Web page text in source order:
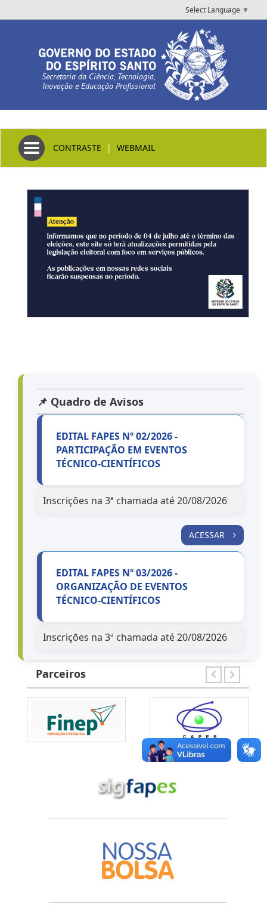
Select Language ▼
Secretaria da Ciência, Tecnologia,
Inovação e Educação Profissional
Toggle navigation
CONTRASTE | WEBMAIL
📌 Quadro de Avisos
EDITAL FAPES Nº 02/2026 -
PARTICIPAÇÃO EM EVENTOS
TÉCNICO-CIENTÍFICOS
Inscrições na 3ª chamada até 20/08/2026
ACESSAR
EDITAL FAPES Nº 03/2026 -
ORGANIZAÇÃO DE EVENTOS
TÉCNICO-CIENTÍFICOS
Inscrições na 3ª chamada até 20/08/2026
ACESSAR
EDITAL FAPES Nº 04/2026 - ESTÁGIO
TÉCNICO-CIENTÍFICO
Inscrições na 3ª chamada até 20/08/2026
TÉCNICO-CIENTÍFICA
Inscrições na 3ª chamada até 20/08/2026
Parceiros